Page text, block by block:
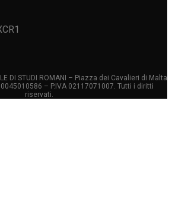
DI STUDI ROMANI – Piazza dei Cavalieri di Malta
– P.IVA 02117071007. Tutti i diritti
riservati.